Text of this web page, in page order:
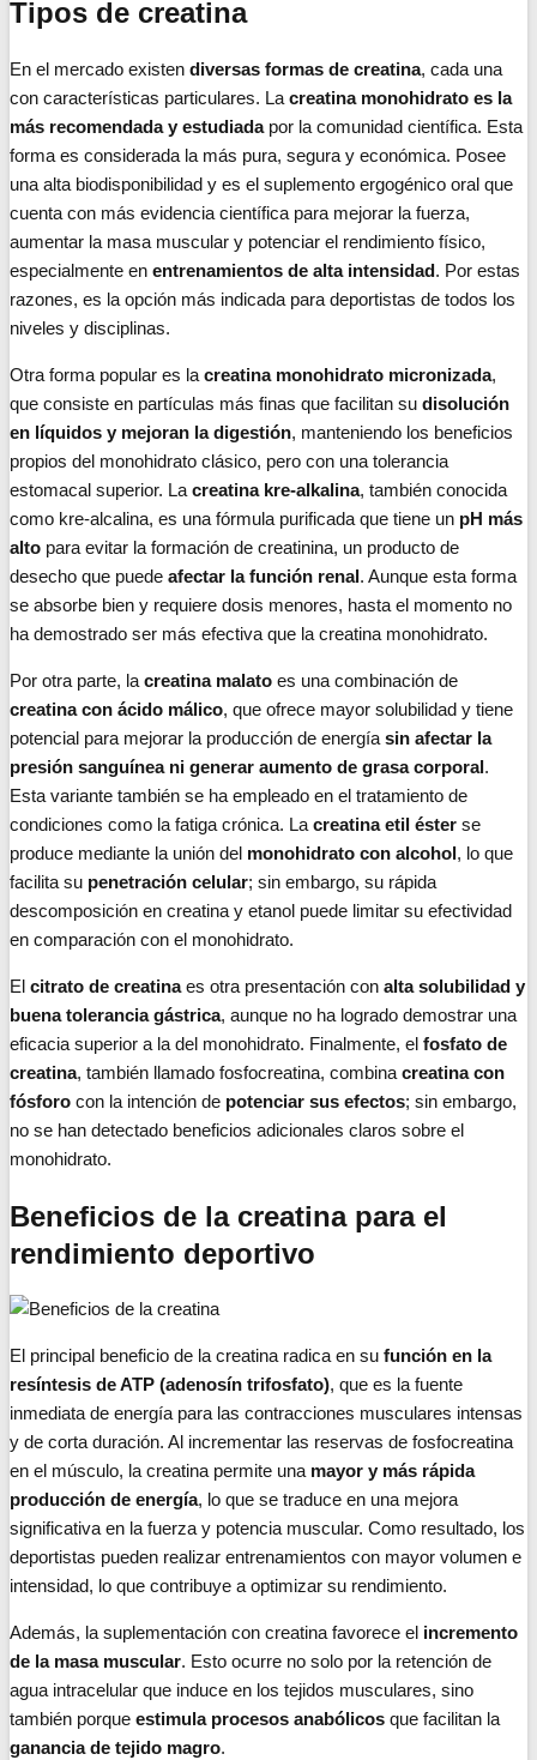
Tipos de creatina
En el mercado existen diversas formas de creatina, cada una
con características particulares. La creatina monohidrato es la
más recomendada y estudiadapor la comunidad científica. Esta
forma es considerada la más pura, segura y económica. Posee
una alta biodisponibilidad y es el suplemento ergogénico oral que
cuenta con más evidencia científica para mejorar la fuerza,
aumentar la masa muscular y potenciar el rendimiento físico,
especialmente en entrenamientos de alta intensidad. Por estas
razones, es la opción más indicada para deportistas de todos los
niveles y disciplinas.
Otra forma popular es la creatina monohidrato micronizada,
que consiste en partículas más finas que facilitan su disolución
en líquidos y mejoran la digestión, manteniendo los beneficios
propios del monohidrato clásico, pero con una tolerancia
estomacal superior. La creatina kre-alkalina, también conocida
como kre-alcalina, es una fórmula purificada que tiene un pH más
alto para evitar la formación de creatinina, un producto de
desecho que puede afectar la función renal. Aunque esta forma
se absorbe bien y requiere dosis menores, hasta el momento no
ha demostrado ser más efectiva que la creatina monohidrato.
Por otra parte, la creatina malato es una combinación de
creatina con ácido málico, que ofrece mayor solubilidad y tiene
potencial para mejorar la producción de energía sin afectar la
presión sanguínea ni generar aumento de grasa corporal.
Esta variante también se ha empleado en el tratamiento de
condiciones como la fatiga crónica. La creatina etil éster se
produce mediante la unión del monohidrato con alcohol, lo que
facilita su penetración celular; sin embargo, su rápida
descomposición en creatina y etanol puede limitar su efectividad
en comparación con el monohidrato.
El citrato de creatinaes otra presentación con alta solubilidad y
buena tolerancia gástrica, aunque no ha logrado demostrar una
eficacia superior a la del monohidrato. Finalmente, el fosfato de
creatina, también llamado fosfocreatina, combina creatina con
fósforo con la intención de potenciar sus efectos; sin embargo,
no se han detectado beneficios adicionales claros sobre el
monohidrato.
Beneficios de la creatina para el
rendimiento deportivo
El principal beneficio de la creatina radica en su función en la
resíntesis de ATP (adenosín trifosfato), que es la fuente
inmediata de energía para las contracciones musculares intensas
y de corta duración. Al incrementar las reservas de fosfocreatina
en el músculo, la creatina permite una mayor y más rápida
producción de energía, lo que se traduce en una mejora
significativa en la fuerza y potencia muscular. Como resultado, los
deportistas pueden realizar entrenamientos con mayor volumen e
intensidad, lo que contribuye a optimizar su rendimiento.
Además, la suplementación con creatina favorece el incremento
de la masa muscular. Esto ocurre no solo por la retención de
agua intracelular que induce en los tejidos musculares, sino
también porque estimula procesos anabólicos que facilitan la
ganancia de tejido magro.